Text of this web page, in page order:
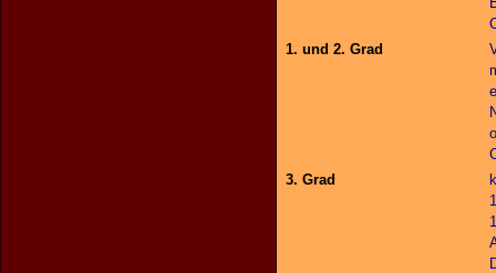
1. und 2. Grad
3. Grad